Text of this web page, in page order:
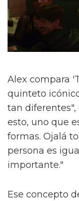
Alex compara
quinteto
tan diferentes",
esto, uno que
formas. Ojalá
persona es
importante."
Ese concepto